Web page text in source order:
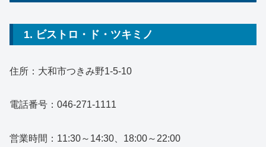
1. ビストロ・ド・ツキミノ
住所：大和市つきみ野1-5-10
電話番号：046-271-1111
営業時間：11:30～14:30、18:00～22:00